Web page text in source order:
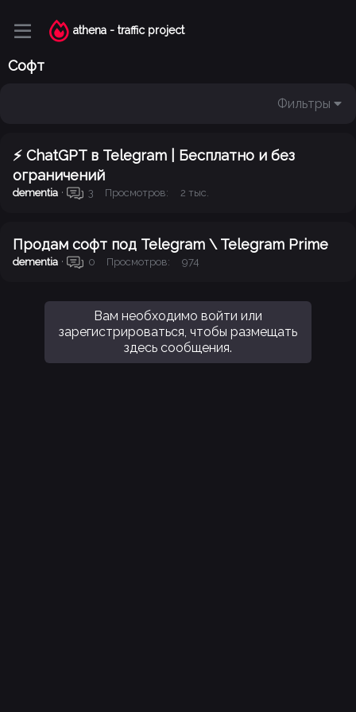
athena - traffic project
Софт
Фильтры
⚡️ ChatGPT в Telegram | Бесплатно и без
ограничений
dementia 3 Просмотров 2 тыс.
Продам софт под Telegram \ Telegram Prime
dementia 0 Просмотров 974
Вам необходимо войти или
зарегистрироваться, чтобы размещать
здесь сообщения.